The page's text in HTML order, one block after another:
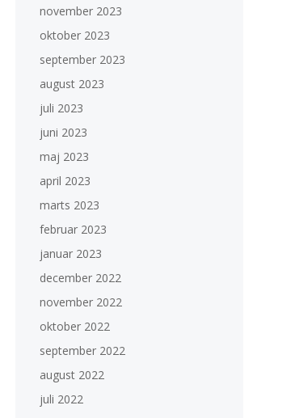
november 2023
oktober 2023
september 2023
august 2023
juli 2023
juni 2023
maj 2023
april 2023
marts 2023
februar 2023
januar 2023
december 2022
november 2022
oktober 2022
september 2022
august 2022
juli 2022